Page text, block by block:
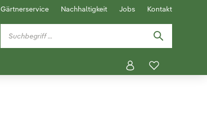
Gärtnerservice Nachhaltigkeit Jobs Kontakt